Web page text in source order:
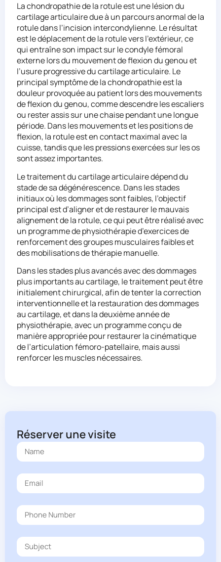
La chondropathie de la rotule est une lésion du
cartilage articulaire due à un parcours anormal de la
rotule dans l’incision intercondylienne. Le résultat
est le déplacement de la rotule vers l’extérieur, ce
qui entraîne son impact sur le condyle fémoral
externe lors du mouvement de flexion du genou et
l’usure progressive du cartilage articulaire. Le
principal symptôme de la chondropathie est la
douleur provoquée au patient lors des mouvements
de flexion du genou, comme descendre les escaliers
ou rester assis sur une chaise pendant une longue
période. Dans les mouvements et les positions de
flexion, la rotule est en contact maximal avec la
cuisse, tandis que les pressions exercées sur les os
sont assez importantes.
Le traitement du cartilage articulaire dépend du
stade de sa dégénérescence. Dans les stades
initiaux où les dommages sont faibles, l’objectif
principal est d’aligner et de restaurer le mauvais
alignement de la rotule, ce qui peut être réalisé avec
un programme de physiothérapie d’exercices de
renforcement des groupes musculaires faibles et
des mobilisations de thérapie manuelle.
Dans les stades plus avancés avec des dommages
plus importants au cartilage, le traitement peut être
initialement chirurgical, afin de tenter la correction
interventionnelle et la restauration des dommages
au cartilage, et dans la deuxième année de
physiothérapie, avec un programme conçu de
manière appropriée pour restaurer la cinématique
de l’articulation fémoro-patellaire, mais aussi
renforcer les muscles nécessaires.
Réserver une visite